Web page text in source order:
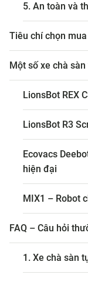
5. An toàn và
Tiêu chí chọn
Một số xe chà
LionsBot REX
LionsBot R3
Ecovacs
hiện đại
MIX1 – Robot
FAQ – Câu hỏi
1. Xe chà sàn